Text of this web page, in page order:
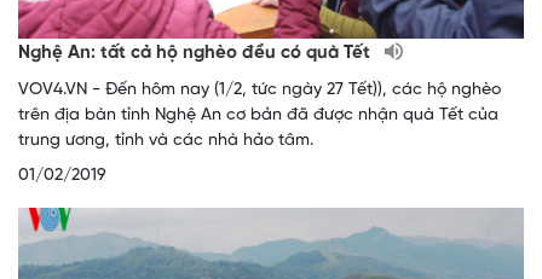
Nghệ An: tất cả hộ nghèo đều có quà Tết
VOV4.VN - Đến hôm nay (1/2, tức ngày 27 Tết)), các hộ nghèo
trên địa bàn tỉnh Nghệ An cơ bản đã được nhận quà Tết của
trung ương, tỉnh và các nhà hảo tâm.
01/02/2019